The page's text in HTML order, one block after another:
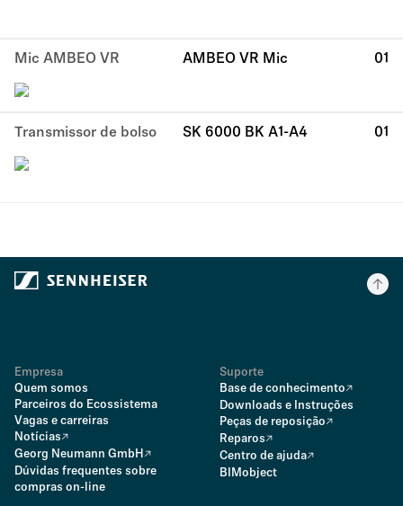
Mic AMBEO VR AMBEO VR Mic 01
Transmissor de bolso SK 6000 BK A1-A4 01
Empresa
Quem somos
Parceiros do Ecossistema
Vagas e carreiras
Notícias
Georg Neumann GmbH
Dúvidas frequentes sobre
compras on-line
Suporte
Base de conhecimento
Downloads e Instruções
Peças de reposição
Reparos
Centro de ajuda
BIMobject